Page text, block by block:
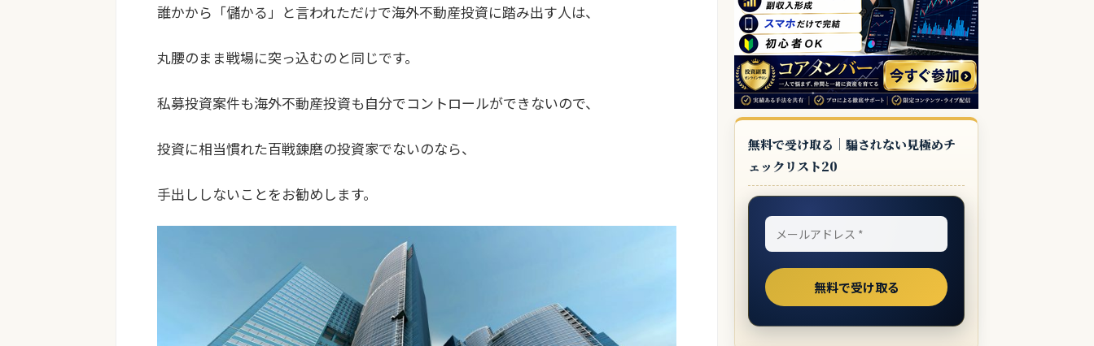
誰かから「儲かる」と言われただけで海外不動産投資に踏み出す人は、
丸腰のまま戦場に突っ込むのと同じです。
私募投資案件も海外不動産投資も自分でコントロールができないので、
投資に相当慣れた百戦錬磨の投資家でないのなら、
手出ししないことをお勧めします。
無料で受け取る｜騙されない見極めチ
ェックリスト20